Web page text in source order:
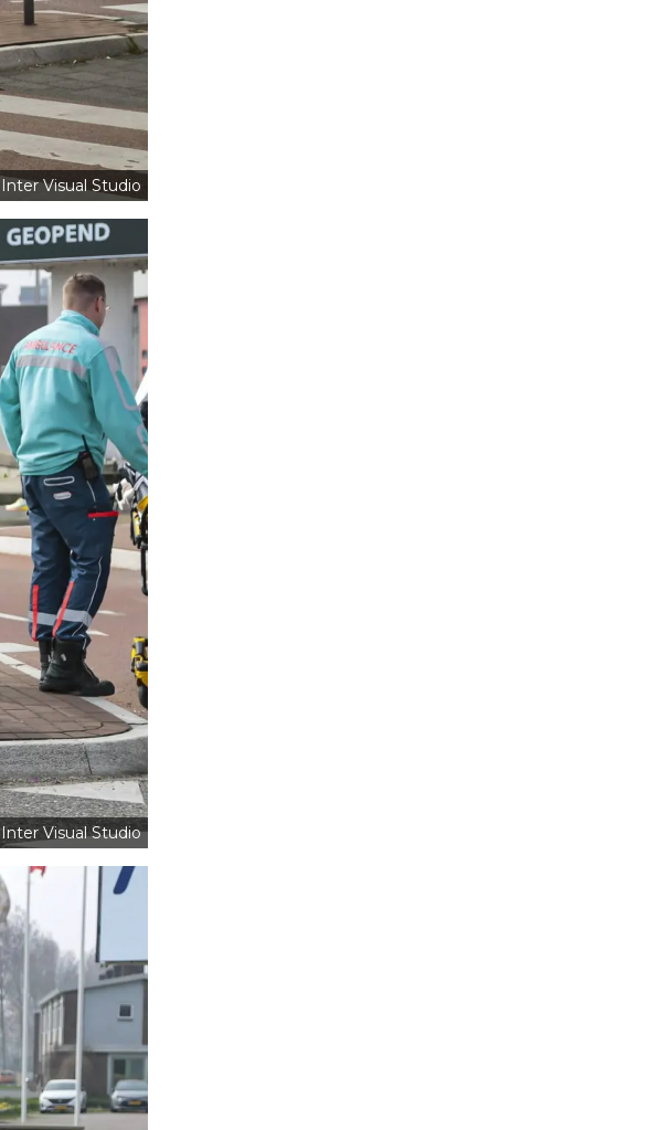
Inter Visual Studio
Inter Visual Studio